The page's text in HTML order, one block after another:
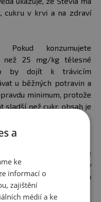
cukru v krvi a na zdraví
konzumujete
než 25 mg/kg tělesné
by dojít k trávicím
u běžných potravin a
minimum, protože
než cukr, obsah je
jsou mnohem lepší!
STEVIÍ?
ocásku a tím, že ho je
získáte více bílkovin v
kalorií, takže jsou
a
ke
informací o
zajištění
médií a ke